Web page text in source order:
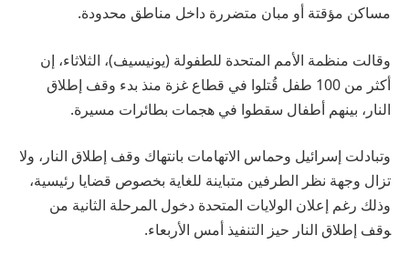
مساكن مؤقتة أو مبان متضررة داخل مناطق محدودة.
وقالت منظمة الأمم المتحدة للطفولة (يونيسيف)، الثلاثاء، إن
أكثر من 100 طفل قُتلوا في قطاع غزة منذ بدء وقف إطلاق
النار، بينهم أطفال سقطوا في هجمات بطائرات مسيرة.
وتبادلت إسرائيل وحماس الاتهامات بانتهاك وقف إطلاق النار، ولا
تزال وجهة نظر الطرفين متباينة للغاية بخصوص قضايا رئيسية،
وذلك رغم إعلان ‌الولايات المتحدة دخول ‍المرحلة الثانية من
‍وقف إطلاق النار حيز التنفيذ أمس الأربعاء.